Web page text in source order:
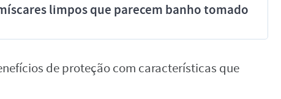
limpos que parecem banho tomado
de proteção com características que